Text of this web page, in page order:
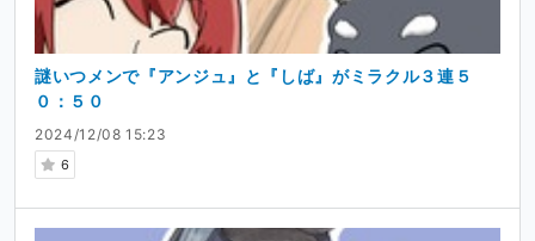
2024/12/08 15:23
6
謎いつメンで『アンジュ』と『しば』がミラクル３連５
０：５０